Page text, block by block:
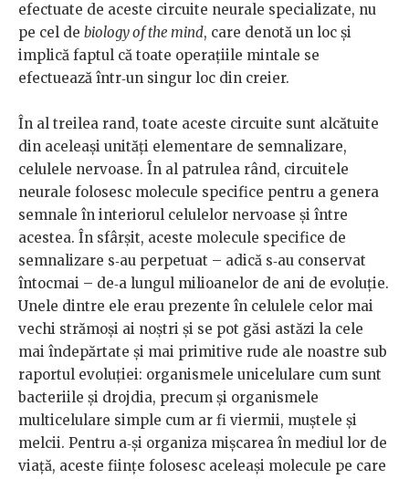
efectuate de aceste circuite neurale specializate, nu
pe cel de biology of the mind, care denotă un loc și
implică faptul că toate operațiile mintale se
efectuează într‑un singur loc din creier.
În al treilea rand, toate aceste circuite sunt alcătuite
din aceleași unități elementare de semnalizare,
celulele nervoase. În al patrulea rând, circuitele
neurale folosesc molecule specifice pentru a genera
semnale în interiorul celulelor nervoase și între
acestea. În sfârșit, aceste molecule specifice de
semnalizare s‑au perpetuat – adică s‑au conservat
întocmai – de‑a lungul milioanelor de ani de evoluție.
Unele dintre ele erau prezente în celulele celor mai
vechi strămoși ai noștri și se pot găsi astăzi la cele
mai îndepărtate și mai primitive rude ale noastre sub
raportul evoluției: organismele unicelulare cum sunt
bacteriile și drojdia, precum și organismele
multicelulare simple cum ar fi viermii, muștele și
melcii. Pentru a‑și organiza mișcarea în mediul lor de
viață, aceste ființe folosesc aceleași molecule pe care